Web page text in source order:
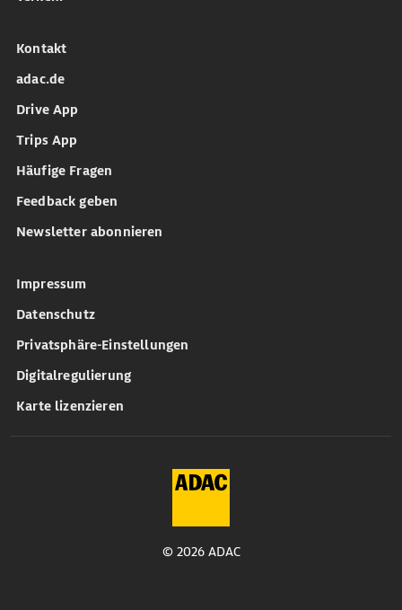
Kontakt
adac.de
Drive App
Trips App
Häufige Fragen
Feedback geben
Newsletter abonnieren
Impressum
Datenschutz
Privatsphäre-Einstellungen
Digitalregulierung
Karte lizenzieren
© 2026 ADAC